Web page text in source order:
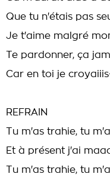
Que tu n'étais pas
Je t'aime malgré
Te pardonner, ça
Car en toi je
REFRAIN
Tu m'as trahie, tu
Et à présent j'ai
Tu m'as trahie, tu